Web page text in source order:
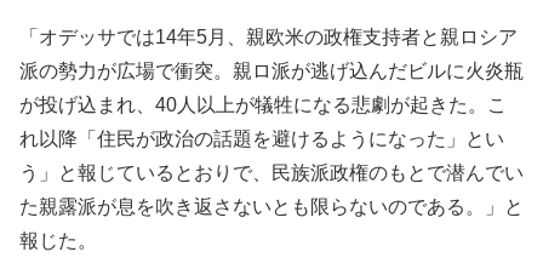
「オデッサでは14年5月、親欧米の政権支持者と親ロシア
派の勢力が広場で衝突。親ロ派が逃げ込んだビルに火炎瓶
が投げ込まれ、40人以上が犠牲になる悲劇が起きた。こ
れ以降「住民が政治の話題を避けるようになった」とい
う」と報じているとおりで、民族派政権のもとで潜んでい
た親露派が息を吹き返さないとも限らないのである。」と
報じた。